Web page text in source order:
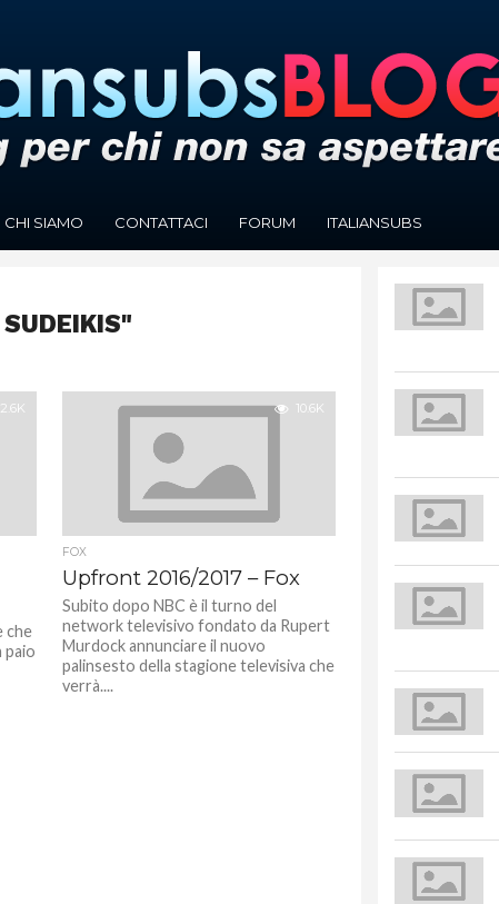
CHI SIAMO CONTATTACI FORUM ITALIANSUBS
2.6K
che
paio
10.6K
FOX
Upfront 2016/2017 – Fox
Subito dopo NBC è il turno del
network televisivo fondato da Rupert
Murdock annunciare il nuovo
palinsesto della stagione televisiva che
verrà....